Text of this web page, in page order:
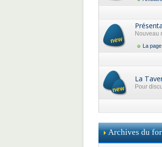
Nouveau
La
La
Pour
Archives du